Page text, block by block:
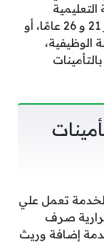
التعليمية
للمستفيدين الشباب من الذكور بين عمر 21 و 26 عامًا، أو
الوظيفية،
تعمل علي
صرف
إضافة وريث